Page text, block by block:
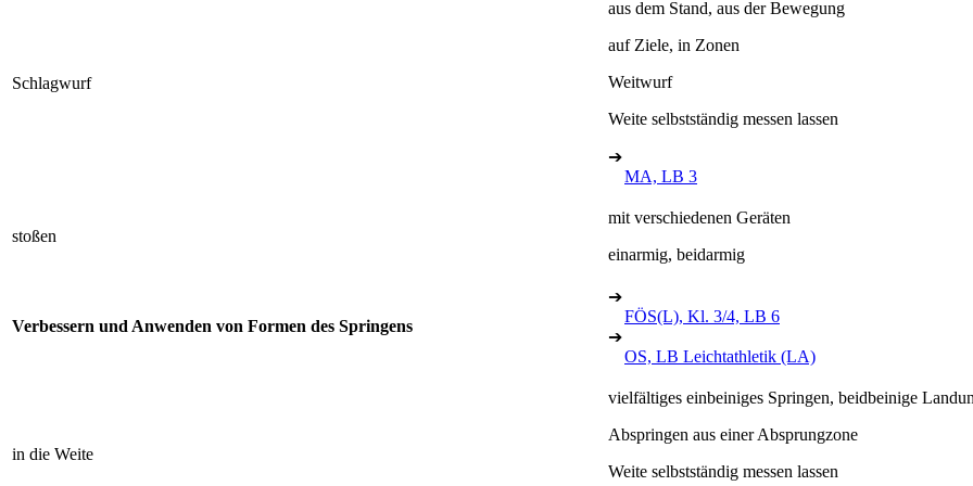
Schlagwurf
aus dem Stand, aus der Bewegung
auf Ziele, in Zonen
Weitwurf
Weite selbstständig messen lassen
➔
MA, LB 3
stoßen
mit verschiedenen Geräten
einarmig, beidarmig
Verbessern und Anwenden von Formen des Springens
➔
FÖS(L), Kl. 3/4, LB 6
➔
OS, LB Leichtathletik (LA)
in die Weite
vielfältiges einbeiniges Springen, beidbeinige
Abspringen aus einer Absprungzone
Weite selbstständig messen lassen